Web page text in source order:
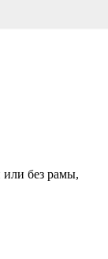
или без рамы,